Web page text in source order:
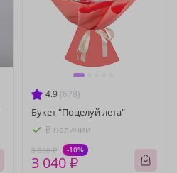
4.9 (678)
Букет "Поцелуй лета"
В наличии
3 380 ₽ -10%
3 040 ₽